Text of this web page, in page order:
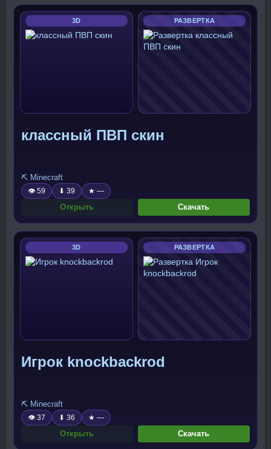
3D РАЗВЕРТКА
классный ПВП скин
⛏️ Minecraft
👁 59 ⬇ 39 ★ —
Открыть Скачать
3D РАЗВЕРТКА
Игрок knockbackrod
⛏️ Minecraft
👁 37 ⬇ 36 ★ —
Открыть Скачать